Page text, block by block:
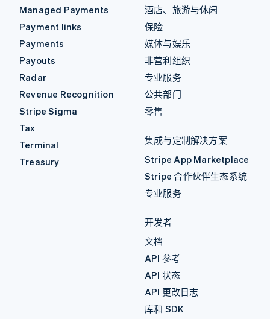
Managed Payments
Payment links
Payments
Payouts
Radar
Revenue Recognition
Stripe Sigma
Tax
Terminal
Treasury
酒店、旅游与休闲
保险
媒体与娱乐
非营利组织
专业服务
公共部门
零售
集成与定制解决方案
Stripe App Marketplace
Stripe 合作伙伴生态系统
专业服务
开发者
文档
API 参考
API 状态
API 更改日志
库和 SDK